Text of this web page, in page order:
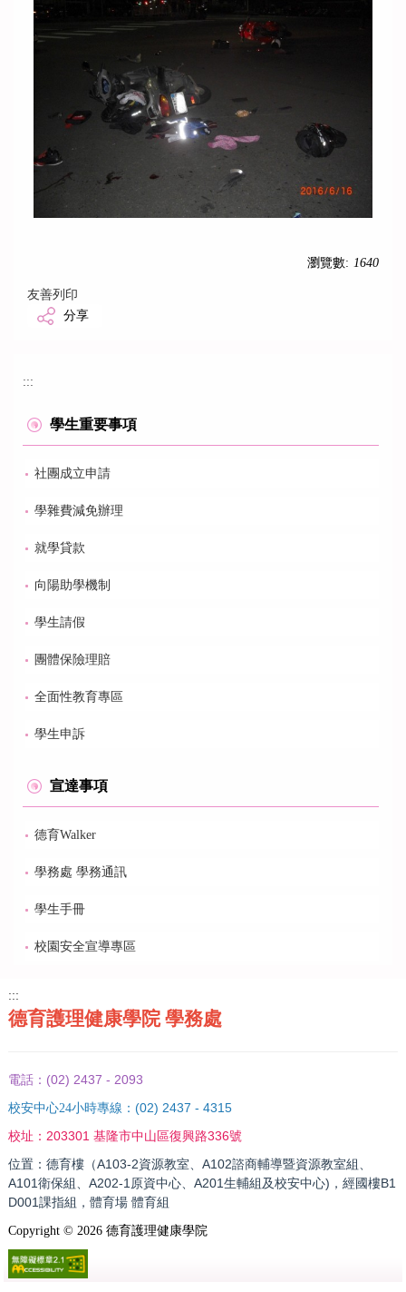
瀏覽數: 1640
友善列印
分享
:::
學生重要事項
社團成立申請
學雜費減免辦理
就學貸款
向陽助學機制
學生請假
團體保險理賠
全面性教育專區
學生申訴
宣達事項
德育Walker
學務處 學務通訊
學生手冊
校園安全宣導專區
:::
德育護理健康學院 學務處
電話： (02) 2437 - 2093
校安中心24小時專線： (02) 2437 - 4315
校址： 203301 基隆市中山區復興路336號
位置：德育樓（A103-2資源教室、A102諮商輔導暨資源教室組、
A101衛保組、A202-1原資中心、A201生輔組及校安中心)，經國樓B1
D001課指組，體育場 體育組
Copyright © 2026德育護理健康學院